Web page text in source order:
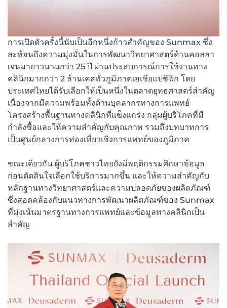
การเปิดตัวครั้งนี้นับเป็นอีกหนึ่งก้าวสำคัญของ Sunmax ซึ่ง
สะท้อนถึงความมุ่งมั่นในการพัฒนาวิทยาศาสตร์ด้านคอลลา
เจนมายาวนานกว่า 25 ปี ผ่านประสบการณ์การใช้งานทาง
คลินิกมากกว่า 2 ล้านเคสทั่วภูมิภาคเอเชียแปซิฟิก โดย
ประเทศไทยได้รับเลือกให้เป็นหนึ่งในตลาดยุทธศาสตร์สำคัญ
เนื่องจากมีความพร้อมทั้งด้านบุคลากรทางการแพทย์
โครงสร้างพื้นฐานทางคลินิกที่แข็งแกร่ง กลุ่มผู้บริโภคที่มี
กำลังซื้อและให้ความสำคัญกับคุณภาพ รวมถึงบทบาทการ
เป็นศูนย์กลางการท่องเที่ยวเชิงการแพทย์ของภูมิภาค
ขณะเดียวกัน ผู้บริโภคชาวไทยยังมีพฤติกรรมศึกษาข้อมูล
ก่อนตัดสินใจเลือกใช้บริการมากขึ้น และให้ความสำคัญกับ
หลักฐานทางวิทยาศาสตร์และความปลอดภัยของผลิตภัณฑ์
ซึ่งสอดคล้องกับแนวทางการพัฒนาผลิตภัณฑ์ของ Sunmax
ที่มุ่งเน้นมาตรฐานทางการแพทย์และข้อมูลทางคลินิกเป็น
สำคัญ